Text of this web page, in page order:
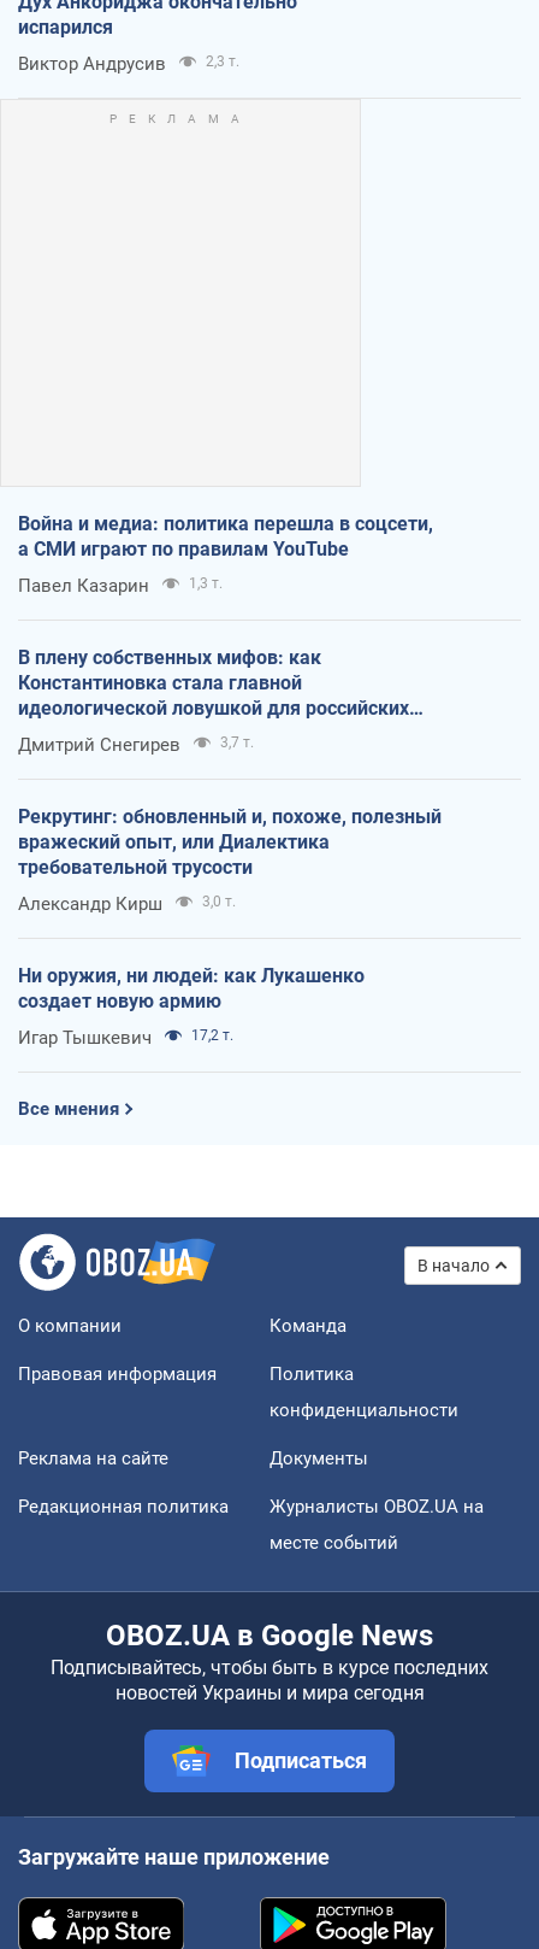
испарился
Виктор Андрусив 2,3 т.
Война и медиа: политика перешла в соцсети,
а СМИ играют по правилам YouTube
Павел Казарин 1,3 т.
В плену собственных мифов: как
Константиновка стала главной
идеологической ловушкой для российских
оккупантов
Дмитрий Снегирев 3,7 т.
Рекрутинг: обновленный и, похоже, полезный
вражеский опыт, или Диалектика
требовательной трусости
Александр Кирш 3,0 т.
Ни оружия, ни людей: как Лукашенко
создает новую армию
Игар Тышкевич 17,2 т.
Все мнения
В начало
О компании Команда
Правовая информация
Политика
конфиденциальности
Реклама на сайте Документы
Редакционная политика
Журналисты OBOZ.UA на
месте событий
OBOZ.UA в Google News
Подписывайтесь, чтобы быть в курсе последних
новостей Украины и мира сегодня
Подписаться
Загружайте наше приложение